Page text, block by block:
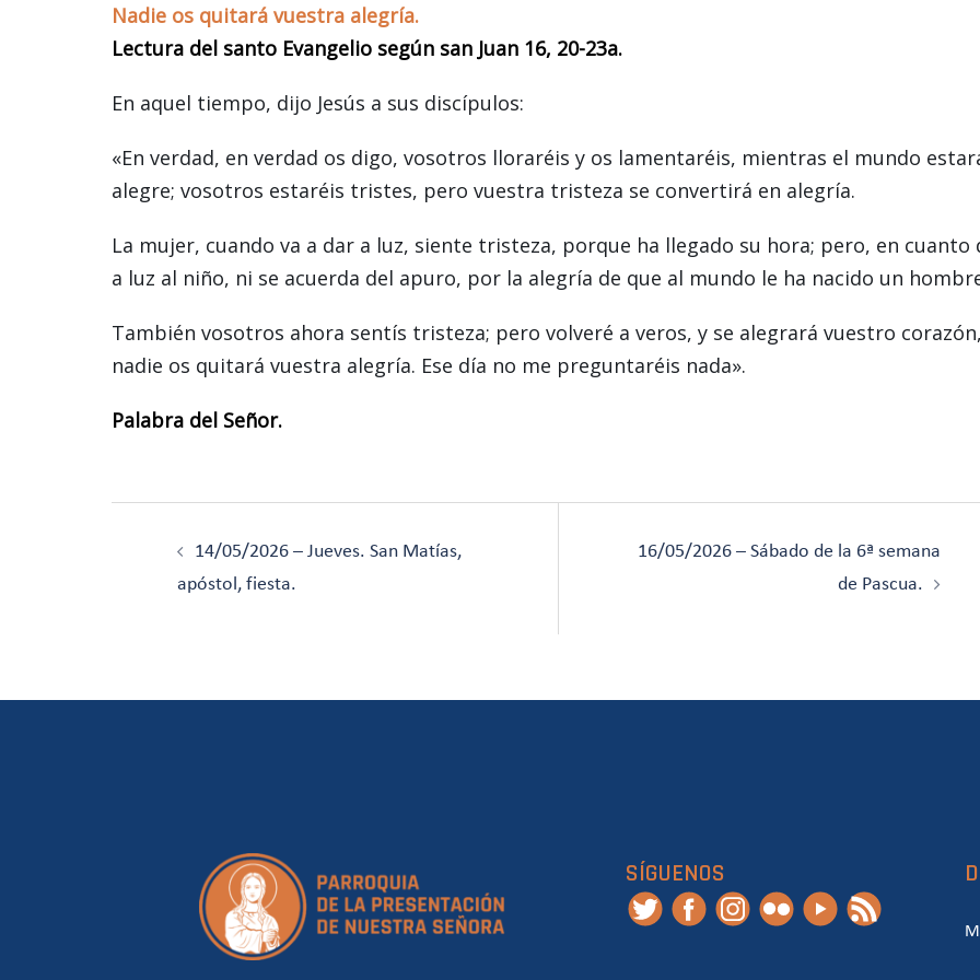
Nadie os quitará vuestra alegría.
Lectura del santo Evangelio según san Juan 16, 20-23a.
En aquel tiempo, dijo Jesús a sus discípulos:
«En verdad, en verdad os digo, vosotros lloraréis y os lamentaréis, mientras el mundo
alegre; vosotros estaréis tristes, pero vuestra tristeza se convertirá en alegría.
La mujer, cuando va a dar a luz, siente tristeza, porque ha llegado su hora; pero, en cuanto
a luz al niño, ni se acuerda del apuro, por la alegría de que al mundo le ha nacido un
También vosotros ahora sentís tristeza; pero volveré a veros, y se alegrará vuestro
nadie os quitará vuestra alegría. Ese día no me preguntaréis nada».
Palabra del Señor.
entradas
14/05/2026 – Jueves. San Matías,
apóstol, fiesta.
16/05/2026 – Sábado de la 6ª semana
de Pascua.
SÍGUENOS